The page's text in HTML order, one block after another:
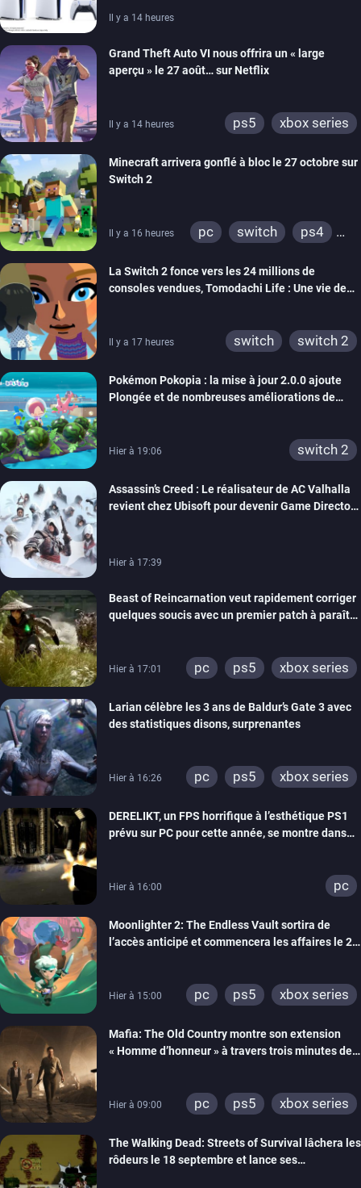
Il y a 14 heures
Grand Theft Auto VI nous offrira un « large
aperçu » le 27 août… sur Netflix
Il y a 14 heures ps5 xbox series
Minecraft arrivera gonflé à bloc le 27 octobre sur
Switch 2
Il y a 16 heures pc switch
ps4
wiiu
3ds
ps3
xbox 360
switch 2
La Switch 2 fonce vers les 24 millions de
consoles vendues, Tomodachi Life : Une vie de
Il y a 17 heures switch switch 2
Pokémon Pokopia : la mise à jour 2.0.0 ajoute
Plongée et de nombreuses améliorations de
Hier à 19:06 switch 2
Assassin’s Creed : Le réalisateur de AC Valhalla
revient chez Ubisoft pour devenir Game Director
Hier à 17:39
Beast of Reincarnation veut rapidement corriger
quelques soucis avec un premier patch à paraître
Hier à 17:01 pc ps5 xbox series
Larian célèbre les 3 ans de Baldur’s Gate 3 avec
des statistiques disons, surprenantes
Hier à 16:26 pc ps5 xbox series
DERELIKT, un FPS horrifique à l’esthétique PS1
prévu sur PC pour cette année, se montre dans
Hier à 16:00 pc
Moonlighter 2: The Endless Vault sortira de
l’accès anticipé et commencera les affaires le 2
Hier à 15:00 pc ps5 xbox series
Mafia: The Old Country montre son extension
« Homme d’honneur » à travers trois minutes de
Hier à 09:00 pc ps5 xbox series
The Walking Dead: Streets of Survival lâchera les
rôdeurs le 18 septembre et lance ses